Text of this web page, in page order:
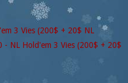
3 Vies (200$ + 20$ NL
- NL Hold'em 3 Vies (200$ + 20$